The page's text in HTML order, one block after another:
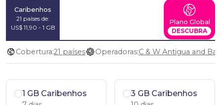
Caribenhos
21 países de:
US$ 11,90 - 1 GB
Plano Global
DESCUBRA
Cobertura:21 países Operadoras:
1 GB Caribenhos 3 GB Caribenhos